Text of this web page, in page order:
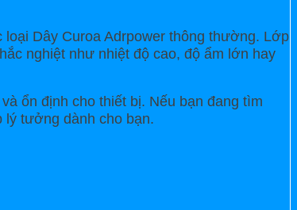
Dây Curoa Adrpower thông thường. Lớp
nghiệt như nhiệt độ cao, độ ẩm lớn hay
ổn định cho thiết bị. Nếu bạn đang tìm
lý tưởng dành cho bạn.